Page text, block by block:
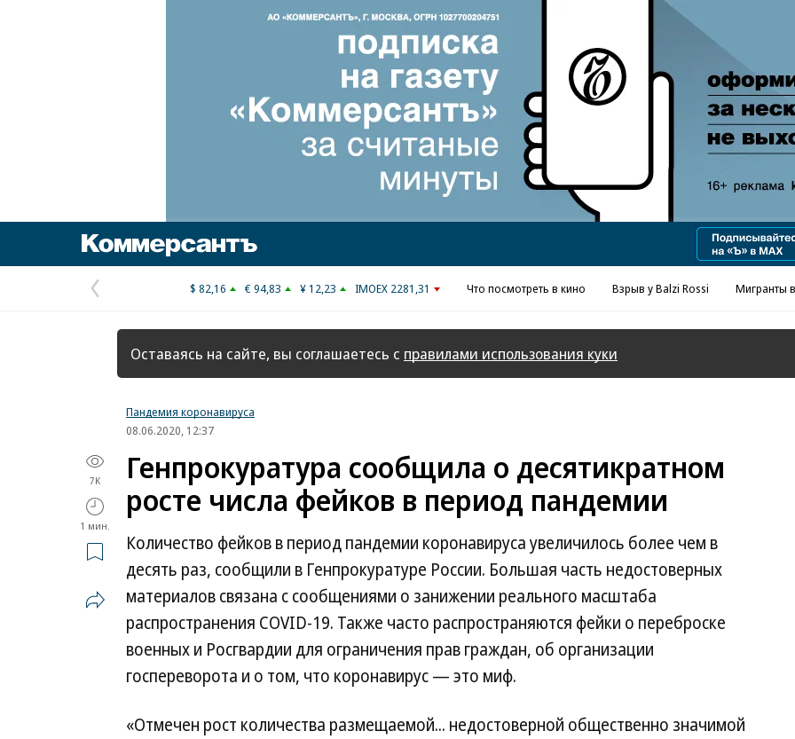
Реклама в «Ъ» www.kommersant.ru/ad
Предыдущая
страница
$ 82,16 € 94,83 ¥ 12,23 IMOEX 2281,31 Что посмотреть в кино Взрыв у Balzi Rossi Мигранты
Оставаясь на сайте, вы соглашаетесь с правилами использования куки
Пандемия коронавируса
08.06.2020, 12:37
7K
1 мин.
Генпрокуратура сообщила о десятикратном
росте числа фейков в период пандемии
Количество фейков в период пандемии коронавируса увеличилось более чем в
десять раз, сообщили в Генпрокуратуре России. Большая часть недостоверных
материалов связана с сообщениями о занижении реального масштаба
распространения COVID-19. Также часто распространяются фейки о переброске
военных и Росгвардии для ограничения прав граждан, об организации
госпереворота и о том, что коронавирус — это миф.
«Отмечен рост количества размещаемой... недостоверной общественно значимой